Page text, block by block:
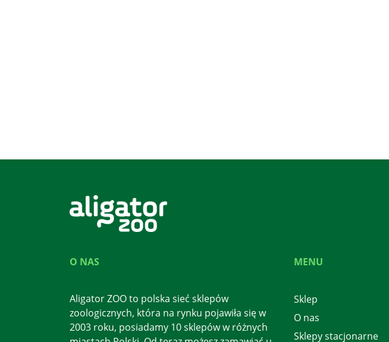
O NAS
Aligator ZOO to polska sieć sklepów
zoologicznych, która na rynku pojawiła się w
2003 roku, posiadamy 10 sklepów w różnych
MENU
Sklep
O nas
Sklepy stacjonarne